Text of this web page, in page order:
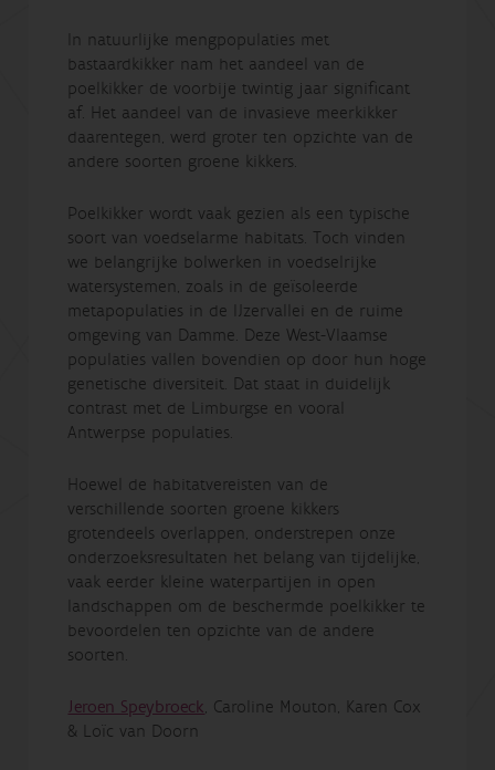
In natuurlijke mengpopulaties met
bastaardkikker nam het aandeel van de
poelkikker de voorbije twintig jaar significant
af. Het aandeel van de invasieve meerkikker
daarentegen, werd groter ten opzichte van de
andere soorten groene kikkers.
Poelkikker wordt vaak gezien als een typische
soort van voedselarme habitats. Toch vinden
we belangrijke bolwerken in voedselrijke
watersystemen, zoals in de geïsoleerde
metapopulaties in de IJzervallei en de ruime
omgeving van Damme. Deze West-Vlaamse
populaties vallen bovendien op door hun hoge
genetische diversiteit. Dat staat in duidelijk
contrast met de Limburgse en vooral
Antwerpse populaties.
Hoewel de habitatvereisten van de
verschillende soorten groene kikkers
grotendeels overlappen, onderstrepen onze
onderzoeksresultaten het belang van tijdelijke,
vaak eerder kleine waterpartijen in open
landschappen om de beschermde poelkikker te
bevoordelen ten opzichte van de andere
soorten.
Jeroen Speybroeck, Caroline Mouton, Karen Cox
& Loïc van Doorn